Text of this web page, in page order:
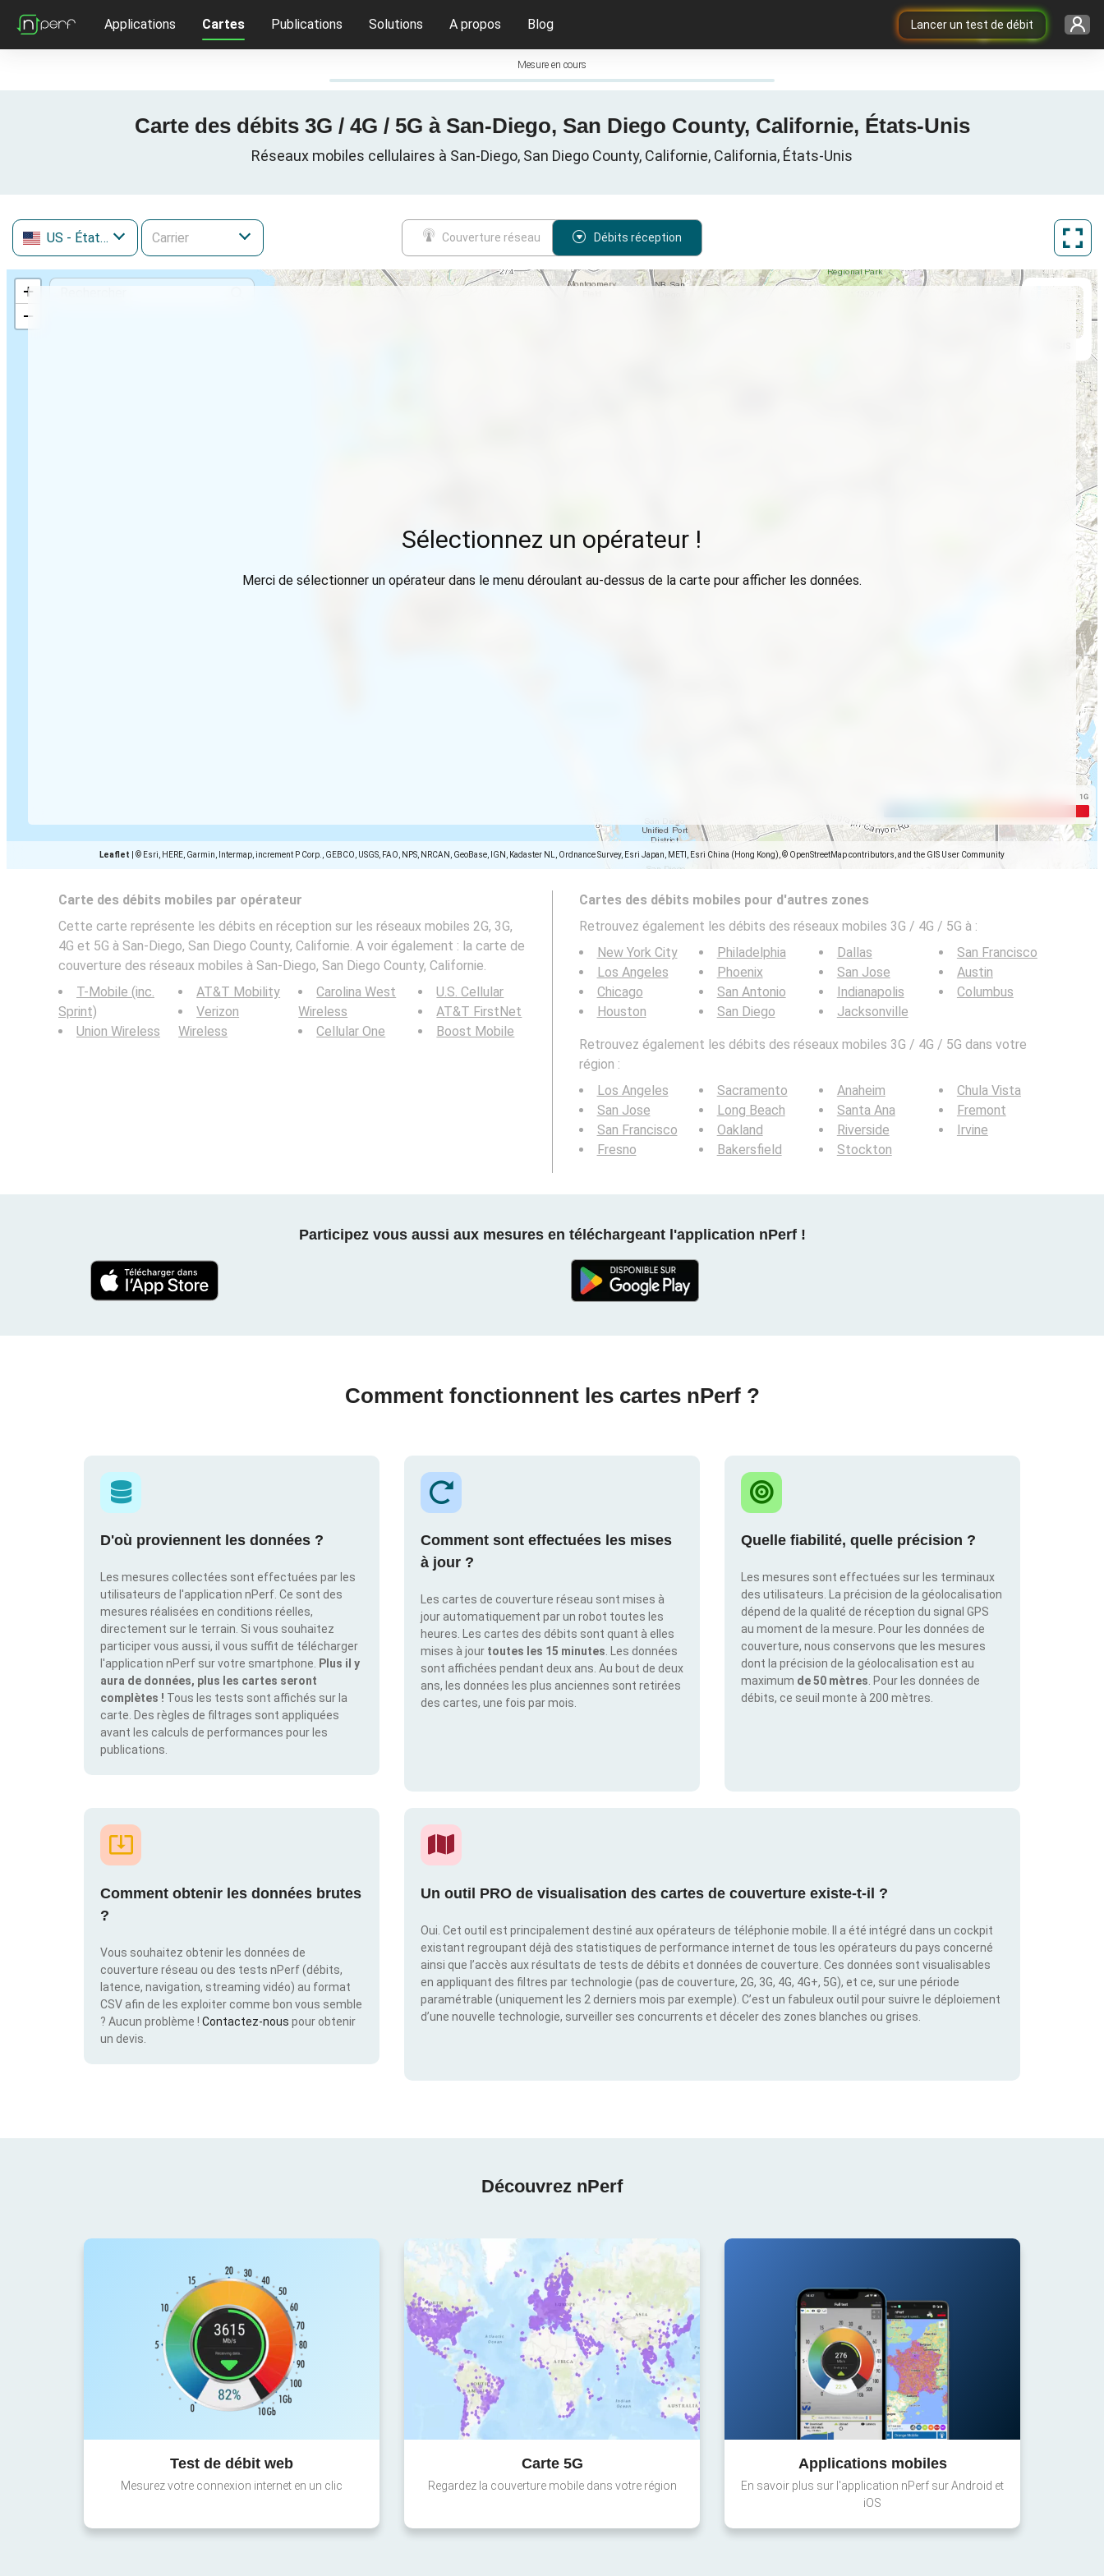
Lancer un test de débit
Applications Cartes Publications Solutions A propos Blog
Mesure en cours
Carte des débits 3G / 4G / 5G à San-Diego, San Diego County, Californie, États-Unis
Réseaux mobiles cellulaires à San-Diego, San Diego County, Californie, California, États-Unis
US - États-Unis Couverture réseau Débits réception
+
−
Leaflet © Esri, HERE, Garmin, Intermap, increment P Corp., GEBCO, USGS, FAO, NPS, NRCAN, GeoBase, IGN, Kadaster NL, Ordnance Survey, Esri Japan, METI, Esri China (Hong Kong), © OpenStreetMap contributors, and the GIS User Community
Sélectionnez un opérateur !
Merci de sélectionner un opérateur dans le menu déroulant au-dessus de la carte pour afficher les données.
Carte des débits mobiles par opérateur
Cette carte représente les débits en réception sur les réseaux mobiles 2G, 3G,
4G et 5G à San-Diego, San Diego County, Californie. A voir également : la carte de
couverture des réseaux mobiles à San-Diego, San Diego County, Californie.
T-Mobile (inc.
Sprint)
Union Wireless
AT&T Mobility
Verizon
Wireless
Carolina West
Wireless
Cellular One
U.S. Cellular
AT&T FirstNet
Boost Mobile
Cartes des débits mobiles pour d'autres zones
Retrouvez également les débits des réseaux mobiles 3G / 4G / 5G à :
New York City
Los Angeles
Chicago
Houston
Philadelphia
Phoenix
San Antonio
San Diego
Dallas
San Jose
Indianapolis
Jacksonville
San Francisco
Austin
Columbus
Retrouvez également les débits des réseaux mobiles 3G / 4G / 5G dans votre
région :
Los Angeles
San Jose
San Francisco
Fresno
Sacramento
Long Beach
Oakland
Bakersfield
Anaheim
Santa Ana
Riverside
Stockton
Chula Vista
Fremont
Irvine
Participez vous aussi aux mesures en téléchargeant l'application nPerf !
Comment fonctionnent les cartes nPerf ?
D'où proviennent les données ?
Les mesures collectées sont effectuées par les
utilisateurs de l'application nPerf. Ce sont des
mesures réalisées en conditions réelles,
directement sur le terrain. Si vous souhaitez
participer vous aussi, il vous suffit de télécharger
l'application nPerf sur votre smartphone.
Plus il y
aura de données, plus les cartes seront
complètes ! Tous les tests sont affichés sur la
carte. Des règles de filtrages sont appliquées
avant les calculs de performances pour les
publications.
Comment sont effectuées les mises
à jour ?
Les cartes de couverture réseau sont mises à
jour automatiquement par un robot toutes les
heures. Les cartes des débits sont quant à elles
mises à jour toutes les 15 minutes . Les données
sont affichées pendant deux ans. Au bout de deux
ans, les données les plus anciennes sont retirées
des cartes, une fois par mois.
Quelle fiabilité, quelle précision ?
Les mesures sont effectuées sur les terminaux
des utilisateurs. La précision de la géolocalisation
dépend de la qualité de réception du signal GPS
au moment de la mesure. Pour les données de
couverture, nous conservons que les mesures
dont la précision de la géolocalisation est au
maximum de 50 mètres . Pour les données de
débits, ce seuil monte à 200 mètres.
Comment obtenir les données brutes
?
Vous souhaitez obtenir les données de
couverture réseau ou des tests nPerf (débits,
latence, navigation, streaming vidéo) au format
CSV afin de les exploiter comme bon vous semble
? Aucun problème ! Contactez-nous pour obtenir
un devis.
Un outil PRO de visualisation des cartes de couverture existe-t-il ?
Oui. Cet outil est principalement destiné aux opérateurs de téléphonie mobile. Il a été intégré dans un cockpit
existant regroupant déjà des statistiques de performance internet de tous les opérateurs du pays concerné
ainsi que l’accès aux résultats de tests de débits et données de couverture. Ces données sont visualisables
en appliquant des filtres par technologie (pas de couverture, 2G, 3G, 4G, 4G+, 5G), et ce, sur une période
paramétrable (uniquement les 2 derniers mois par exemple). C’est un fabuleux outil pour suivre le déploiement
d’une nouvelle technologie, surveiller ses concurrents et déceler des zones blanches ou grises.
Découvrez nPerf
Test de débit web
Mesurez votre connexion internet en un clic
Carte 5G
Regardez la couverture mobile dans votre région
Applications mobiles
En savoir plus sur l'application nPerf sur Android et
iOS